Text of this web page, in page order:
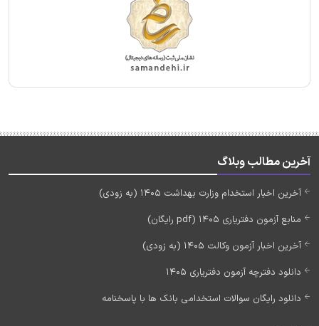
آخرین مطالب وبلاگ
آخرین اخبار استخدام وزارت بهداشت 1405 (به زودی)
منابع آزمون دفتریاری 1405 (pdf رایگان)
آخرین اخبار آزمون وکالت 1405 (به زودی)
دانلود دفترچه آزمون دفتریاری 1405
دانلود رایگان سوالات استخدامی بانک ها با پاسخنامه